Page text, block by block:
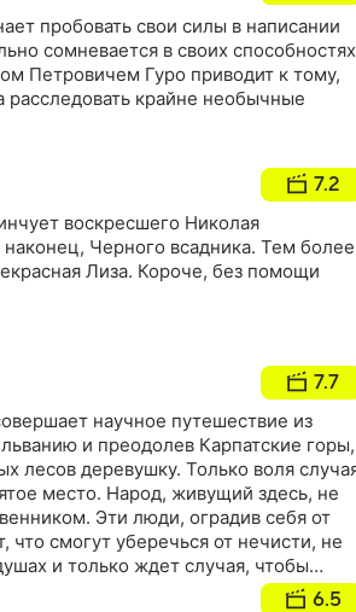
пробовать свои силы в написании
сомневается в своих
Петровичем Гуро приводит к тому,
расследовать крайне необычные
7.2
воскресшего Николая
наконец, Черного всадника. Тем
Лиза. Короче, без помощи
7.7
научное путешествие из
и преодолев Карпатские горы,
лесов деревушку. Только воля
место. Народ, живущий здесь, не
Эти люди, оградив себя от
что смогут уберечься от нечисти, не
и только ждет случая, чтобы
материалист не предполагал, что
6.5